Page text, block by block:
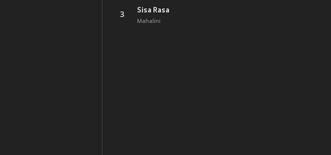
3
Sisa Rasa
Mahalini